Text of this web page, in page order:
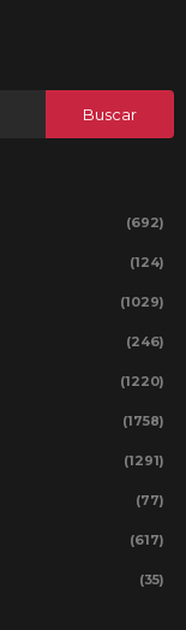
(692)
(124)
(1029)
(246)
(1220)
(1758)
(1291)
(77)
(617)
(35)